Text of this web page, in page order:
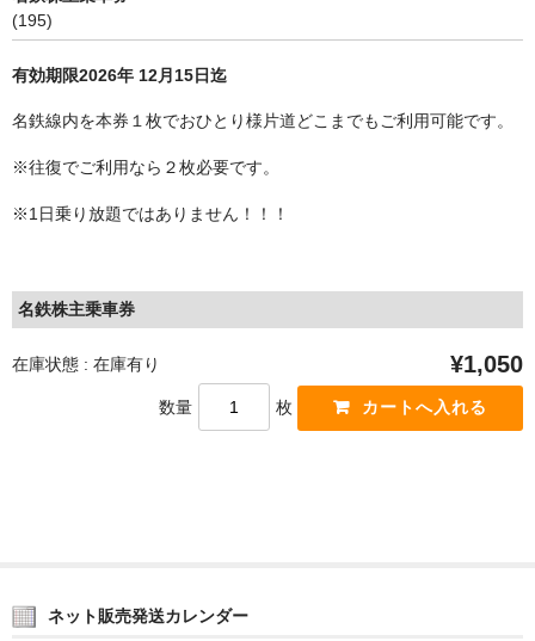
☆よくある質問
(195)
有効期限2026年 12月15日迄
名鉄線内を本券１枚でおひとり様片道どこまでもご利用可能です。
※往復でご利用なら２枚必要です。
※1日乗り放題ではありません！！！
名鉄株主乗車券
在庫状態 : 在庫有り ¥1,050
数量 枚
ネット販売発送カレンダー